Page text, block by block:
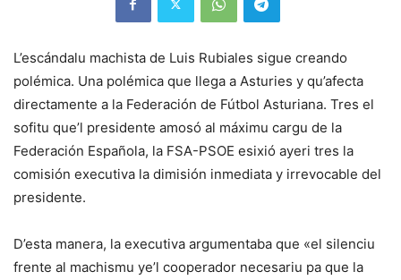
L’escándalu machista de Luis Rubiales sigue creando
polémica. Una polémica que llega a Asturies y qu’afecta
directamente a la Federación de Fútbol Asturiana. Tres el
sofitu que’l presidente amosó al máximu cargu de la
Federación Española, la FSA-PSOE esixió ayeri tres la
comisión executiva la dimisión inmediata y irrevocable del
presidente.
D’esta manera, la executiva argumentaba que «el silenciu
frente al machismu ye’l cooperador necesariu pa que la